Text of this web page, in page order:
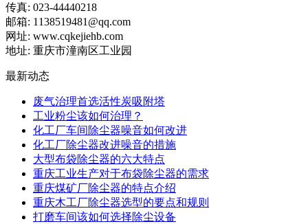
传真: 023-44440218
邮箱: 1138519481@qq.com
网址: www.cqkejiehb.com
地址: 重庆市潼南区工业园
最新动态
废气治理首选活性炭吸附塔
工业粉尘该如何治理？
化工厂车间除尘器噪音如何改进
化工厂除尘器改进噪音的措施
大型布袋除尘器的六大特点
重庆工业生产对于布袋除尘器的需求
重庆煤矿厂除尘器的特点介绍
重庆木工厂除尘器选型的要点和规则
打磨车间该如何选择除尘设备